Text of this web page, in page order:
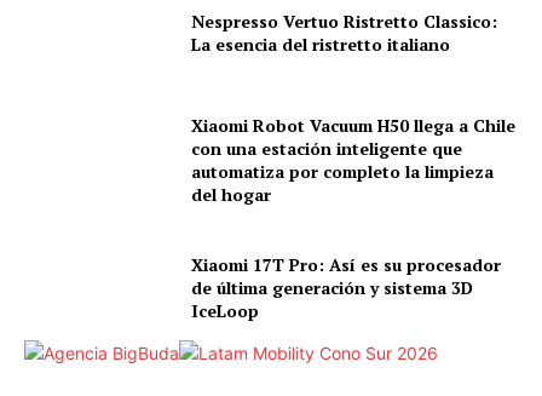
Nespresso Vertuo Ristretto Classico:
La esencia del ristretto italiano
Xiaomi Robot Vacuum H50 llega a Chile
con una estación inteligente que
automatiza por completo la limpieza
del hogar
Xiaomi 17T Pro: Así es su procesador
de última generación y sistema 3D
IceLoop